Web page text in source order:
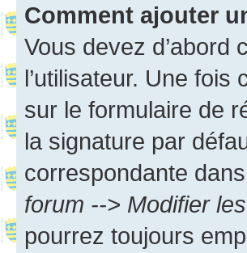
Comment ajouter
Vous devez d’abord
l’utilisateur. Une
sur le formulaire de
la signature par
correspondante
forum --> Modifier
pourrez toujours